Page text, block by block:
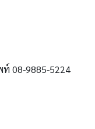
08-9885-5224